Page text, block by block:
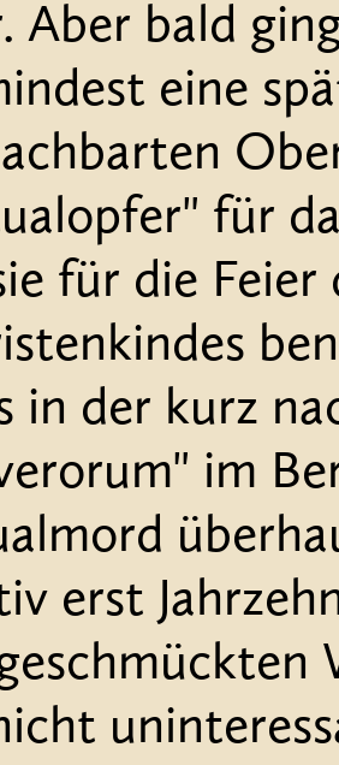
Aber bald
eine
für
für die
in der kurz
im
erst